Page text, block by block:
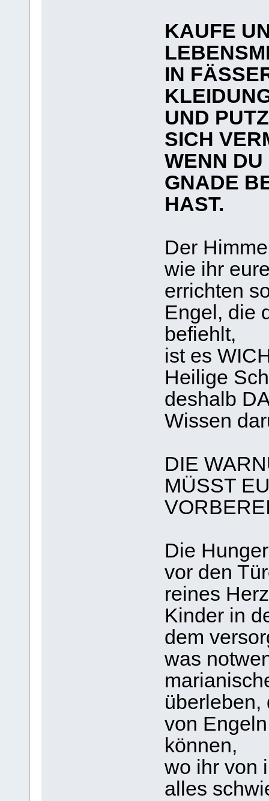
KAUFE
IN
UND
SICH
WENN DU
GNADE
HAST.
Der
wie ihr
errichten
Engel, die
befiehlt,
ist es
Heilige
deshalb
Wissen
DIE
MÜSST
Die
vor den
reines
Kinder in
dem
was
überleben,
von
können,
wo ihr von
alles